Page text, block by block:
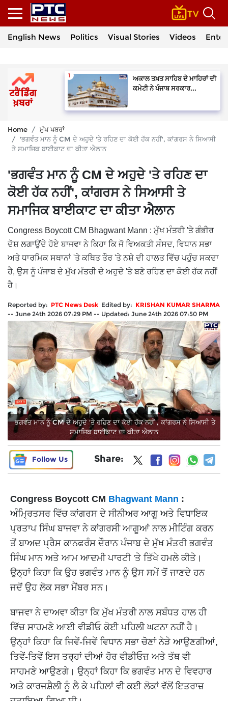
English News Politics Visual Stories Videos
ਅਕਾਲ ਤਖ਼ਤ ਸਾਹਿਬ ਦੇ ਮਾਹਿਰਾਂ ਦੀ
ਕਮੇਟੀ ਨੇ ਪੰਜਾਬ ਸਰਕਾਰ...
Home
ਮੁੱਖ ਖਬਰਾਂ
'ਭਗਵੰਤ ਮਾਨ ਨੂੰ CM ਦੇ ਅਹੁਦੇ 'ਤੇ ਰਹਿਣ ਦਾ ਕੋਈ ਹੱਕ ਨਹੀਂ', ਕਾਂਗਰਸ ਨੇ ਸਿਆਸੀ
ਤੇ ਸਮਾਜਿਕ ਬਾਈਕਾਟ ਦਾ ਕੀਤਾ ਐਲਾਨ
'ਭਗਵੰਤ ਮਾਨ ਨੂੰ CM ਦੇ ਅਹੁਦੇ 'ਤੇ ਰਹਿਣ ਦਾ
ਕੋਈ ਹੱਕ ਨਹੀਂ', ਕਾਂਗਰਸ ਨੇ ਸਿਆਸੀ ਤੇ
ਸਮਾਜਿਕ ਬਾਈਕਾਟ ਦਾ ਕੀਤਾ ਐਲਾਨ
Congress Boycott CM Bhagwant Mann : ਮੁੱਖ ਮੰਤਰੀ 'ਤੇ ਗੰਭੀਰ
ਦੋਸ਼ ਲਗਾਉਂਦੇ ਹੋਏ ਬਾਜਵਾ ਨੇ ਕਿਹਾ ਕਿ ਜੋ ਵਿਅਕਤੀ ਸੰਸਦ, ਵਿਧਾਨ ਸਭਾ
ਅਤੇ ਧਾਰਮਿਕ ਸਥਾਨਾਂ 'ਤੇ ਕਥਿਤ ਤੌਰ 'ਤੇ ਨਸ਼ੇ ਦੀ ਹਾਲਤ ਵਿੱਚ ਪਹੁੰਚ ਸਕਦਾ
ਹੈ, ਉਸ ਨੂੰ ਪੰਜਾਬ ਦੇ ਮੁੱਖ ਮੰਤਰੀ ਦੇ ਅਹੁਦੇ 'ਤੇ ਬਣੇ ਰਹਿਣ ਦਾ ਕੋਈ ਹੱਕ ਨਹੀਂ
ਹੈ।
Reported by: PTC News Desk Edited by: KRISHAN KUMAR SHARMA
-- June 24th 2026 07:29 PM -- Updated: June 24th 2026 07:50 PM
'ਭਗਵੰਤ ਮਾਨ ਨੂੰ CM ਦੇ ਅਹੁਦੇ 'ਤੇ ਰਹਿਣ ਦਾ ਕੋਈ ਹੱਕ ਨਹੀਂ', ਕਾਂਗਰਸ ਨੇ ਸਿਆਸੀ ਤੇ
ਸਮਾਜਿਕ ਬਾਈਕਾਟ ਦਾ ਕੀਤਾ ਐਲਾਨ
Follow Us Share:
Congress Boycott CM Bhagwant Mann :
ਅੰਮ੍ਰਿਤਸਰ ਵਿੱਚ ਕਾਂਗਰਸ ਦੇ ਸੀਨੀਅਰ ਆਗੂ ਅਤੇ ਵਿਧਾਇਕ
ਪ੍ਰਤਾਪ ਸਿੰਘ ਬਾਜਵਾ ਨੇ ਕਾਂਗਰਸੀ ਆਗੂਆਂ ਨਾਲ ਮੀਟਿੰਗ ਕਰਨ
ਤੋਂ ਬਾਅਦ ਪ੍ਰੈਸ ਕਾਨਫਰੰਸ ਦੌਰਾਨ ਪੰਜਾਬ ਦੇ ਮੁੱਖ ਮੰਤਰੀ ਭਗਵੰਤ
ਸਿੰਘ ਮਾਨ ਅਤੇ ਆਮ ਆਦਮੀ ਪਾਰਟੀ 'ਤੇ ਤਿੱਖੇ ਹਮਲੇ ਕੀਤੇ।
ਉਨ੍ਹਾਂ ਕਿਹਾ ਕਿ ਉਹ ਭਗਵੰਤ ਮਾਨ ਨੂੰ ਉਸ ਸਮੇਂ ਤੋਂ ਜਾਣਦੇ ਹਨ
ਜਦੋਂ ਉਹ ਲੋਕ ਸਭਾ ਮੈਂਬਰ ਸਨ।
ਬਾਜਵਾ ਨੇ ਦਾਅਵਾ ਕੀਤਾ ਕਿ ਮੁੱਖ ਮੰਤਰੀ ਨਾਲ ਸਬੰਧਤ ਹਾਲ ਹੀ
ਵਿੱਚ ਸਾਹਮਣੇ ਆਈ ਵੀਡੀਓ ਕੋਈ ਪਹਿਲੀ ਘਟਨਾ ਨਹੀਂ ਹੈ।
ਉਨ੍ਹਾਂ ਕਿਹਾ ਕਿ ਜਿਵੇਂ-ਜਿਵੇਂ ਵਿਧਾਨ ਸਭਾ ਚੋਣਾਂ ਨੇੜੇ ਆਉਣਗੀਆਂ,
ਤਿਵੇਂ-ਤਿਵੇਂ ਇਸ ਤਰ੍ਹਾਂ ਦੀਆਂ ਹੋਰ ਵੀਡੀਓਜ਼ ਅਤੇ ਤੱਥ ਵੀ
ਸਾਹਮਣੇ ਆਉਣਗੇ। ਉਨ੍ਹਾਂ ਕਿਹਾ ਕਿ ਭਗਵੰਤ ਮਾਨ ਦੇ ਵਿਵਹਾਰ
ਅਤੇ ਕਾਰਜਸ਼ੈਲੀ ਨੂੰ ਲੈ ਕੇ ਪਹਿਲਾਂ ਵੀ ਕਈ ਲੋਕਾਂ ਵੱਲੋਂ ਇਤਰਾਜ਼